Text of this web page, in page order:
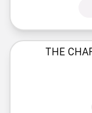
| THE